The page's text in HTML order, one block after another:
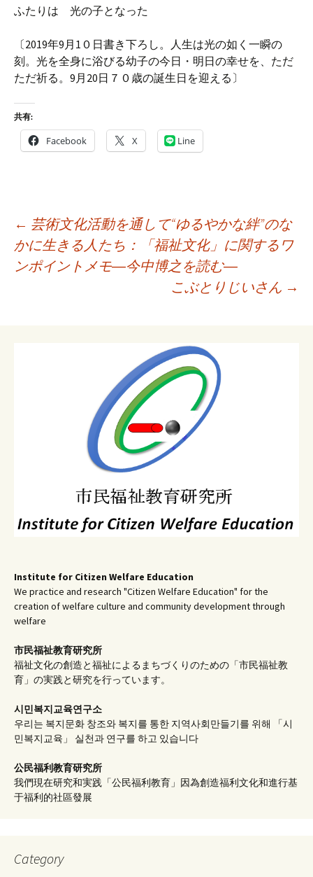
ふたりは 光の子となった
〔2019年9月1０日書き下ろし。人生は光の如く一瞬の
刻。光を全身に浴びる幼子の今日・明日の幸せを、ただ
ただ祈る。9月20日７０歳の誕生日を迎える〕
共有:
Facebook X Line
← 芸術文化活動を通して“ゆるやかな絆”のな
かに生きる人たち：「福祉文化」に関するワ
ンポイントメモ―今中博之を読む―
こぶとりじいさん →
Institute for Citizen Welfare Education
We practice and research "Citizen Welfare Education" for the
creation of welfare culture and community development through
welfare
市民福祉教育研究所
福祉文化の創造と福祉によるまちづくりのための「市民福祉教
育」の実践と研究を行っています。
시민복지교육연구소
우리는 복지문화 창조와 복지를 통한 지역사회만들기를 위해 「시
민복지교육」 실천과 연구를 하고 있습니다
公民福利教育研究所
我們現在研究和実践「公民福利教育」因為創造福利文化和進行基
于福利的社區發展
Category